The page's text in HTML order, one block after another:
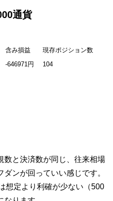
通貨
含み損益
現存ポジション数
-646971円 104
数と決済数が同じ、往来相場
ンが回っていい感じです。
想定より利確が少ない（500